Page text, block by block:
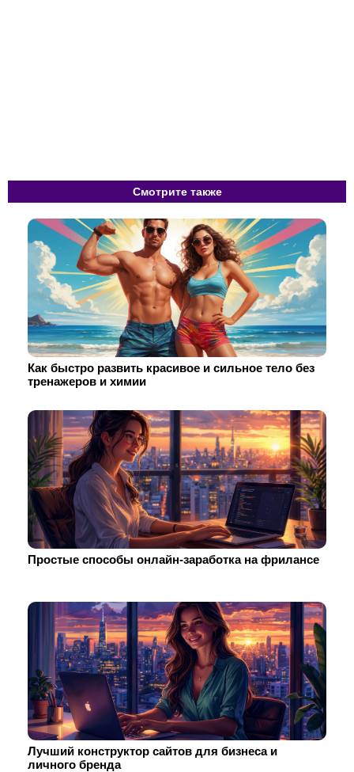
Смотрите также
Как быстро развить красивое и сильное тело без
тренажеров и химии
Простые способы онлайн-заработка на фрилансе
Лучший конструктор сайтов для бизнеса и
личного бренда